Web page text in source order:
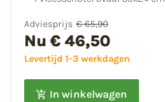
Adviesprijs € 65,90
Nu € 46,50
Levertijd 1-3 werkdagen
In winkelwagen